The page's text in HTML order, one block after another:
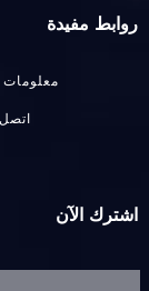
روابط مفيدة
معلومات
اتصل
اشترك الآن